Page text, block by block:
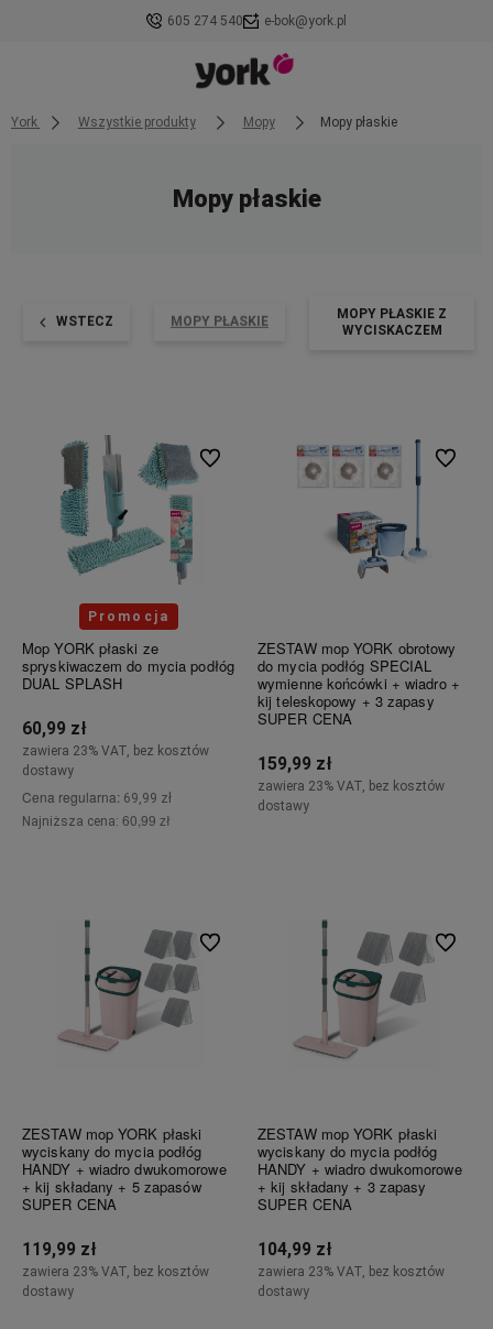
605 274 540 e-bok@york.pl
York Wszystkie produkty Mopy Mopy płaskie
Mopy płaskie
WSTECZ MOPY PŁASKIE
MOPY PŁASKIE Z
WYCISKACZEM
Promocja
Mop YORK płaski ze
spryskiwaczem do mycia podłóg
DUAL SPLASH
60,99 zł
zawiera 23% VAT, bez kosztów
dostawy
Cena regularna: 69,99 zł
Najniższa cena: 60,99 zł
Do ulubionych
ZESTAW mop YORK obrotowy
do mycia podłóg SPECIAL
wymienne końcówki + wiadro +
kij teleskopowy + 3 zapasy
SUPER CENA
159,99 zł
zawiera 23% VAT, bez kosztów
dostawy
Do
ZESTAW mop YORK płaski
wyciskany do mycia podłóg
HANDY + wiadro dwukomorowe
+ kij składany + 5 zapasów
SUPER CENA
119,99 zł
zawiera 23% VAT, bez kosztów
dostawy
Do ulubionych
ZESTAW mop YORK płaski
wyciskany do mycia podłóg
HANDY + wiadro dwukomorowe
+ kij składany + 3 zapasy
SUPER CENA
104,99 zł
zawiera 23% VAT, bez kosztów
dostawy
Do